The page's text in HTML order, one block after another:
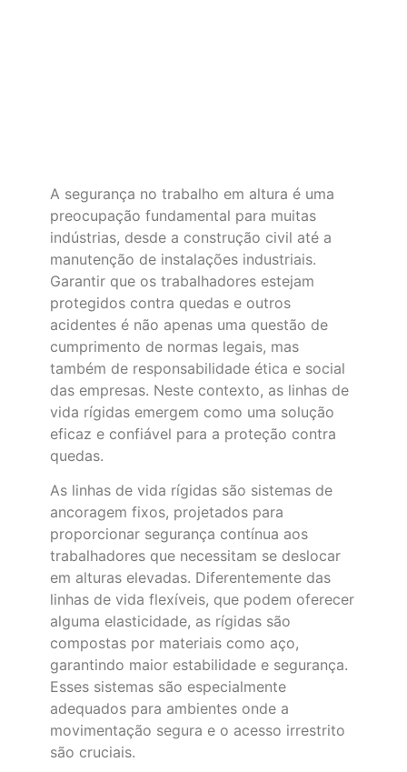
A segurança no trabalho em altura é uma
preocupação fundamental para muitas
indústrias, desde a construção civil até a
manutenção de instalações industriais.
Garantir que os trabalhadores estejam
protegidos contra quedas e outros
acidentes é não apenas uma questão de
cumprimento de normas legais, mas
também de responsabilidade ética e social
das empresas. Neste contexto, as linhas de
vida rígidas emergem como uma solução
eficaz e confiável para a proteção contra
quedas.
As linhas de vida rígidas são sistemas de
ancoragem fixos, projetados para
proporcionar segurança contínua aos
trabalhadores que necessitam se deslocar
em alturas elevadas. Diferentemente das
linhas de vida flexíveis, que podem oferecer
alguma elasticidade, as rígidas são
compostas por materiais como aço,
garantindo maior estabilidade e segurança.
Esses sistemas são especialmente
adequados para ambientes onde a
movimentação segura e o acesso irrestrito
são cruciais.